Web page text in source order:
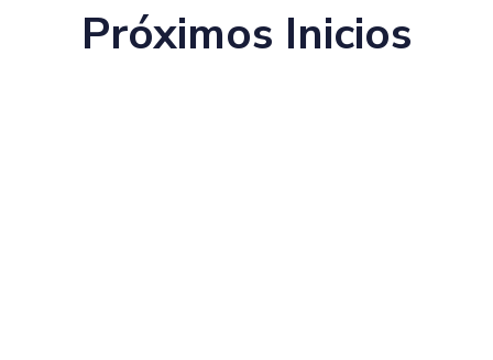
Próximos Inicios